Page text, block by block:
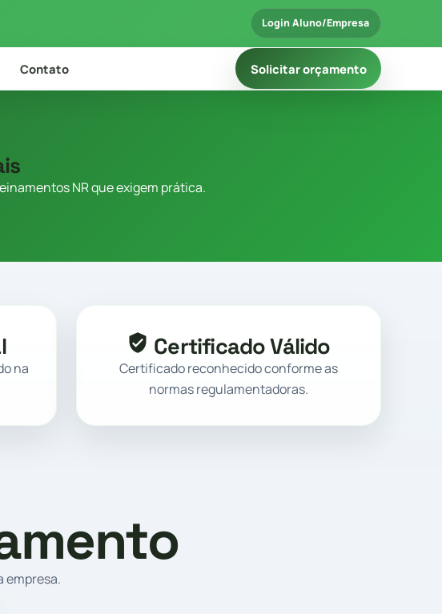
Login Aluno/Empresa
Contato Solicitar orçamento
NR que exigem prática.
na
Certificado Válido
Certificado reconhecido conforme as
normas regulamentadoras.
empresa.